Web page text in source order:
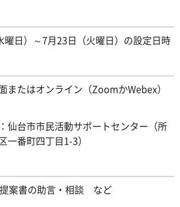
曜日）～7月23日（火曜日）の設定日時
またはオンライン（ZoomかWebex）
仙台市市民活動サポートセンター（所
一番町四丁目1-3）
案書の助言・相談 など